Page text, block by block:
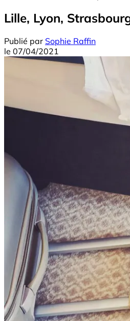
Lille, Lyon,
Publié par Sophie Raffin
le 07/04/2021